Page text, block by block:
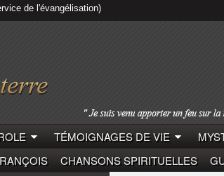
de l'évangélisation)
TÉMOIGNAGES DE VIE
CHANSONS SPIRITUELLES